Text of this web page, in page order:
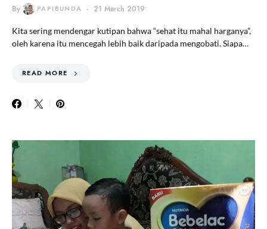
By PAPIBUNDA 21 March 2019
Kita sering mendengar kutipan bahwa “sehat itu mahal harganya”,
oleh karena itu mencegah lebih baik daripada mengobati. Siapa…
READ MORE